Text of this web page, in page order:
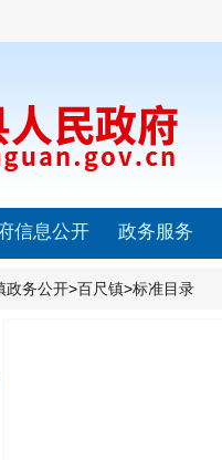
信息公开 政务服务
政务公开>百尺镇>标准目录